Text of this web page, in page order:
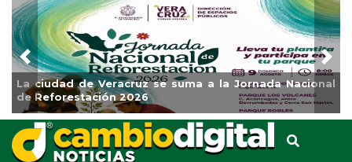
Impulsa Gobierno Municipal Expo Venta Regreso a
Clases
Previous